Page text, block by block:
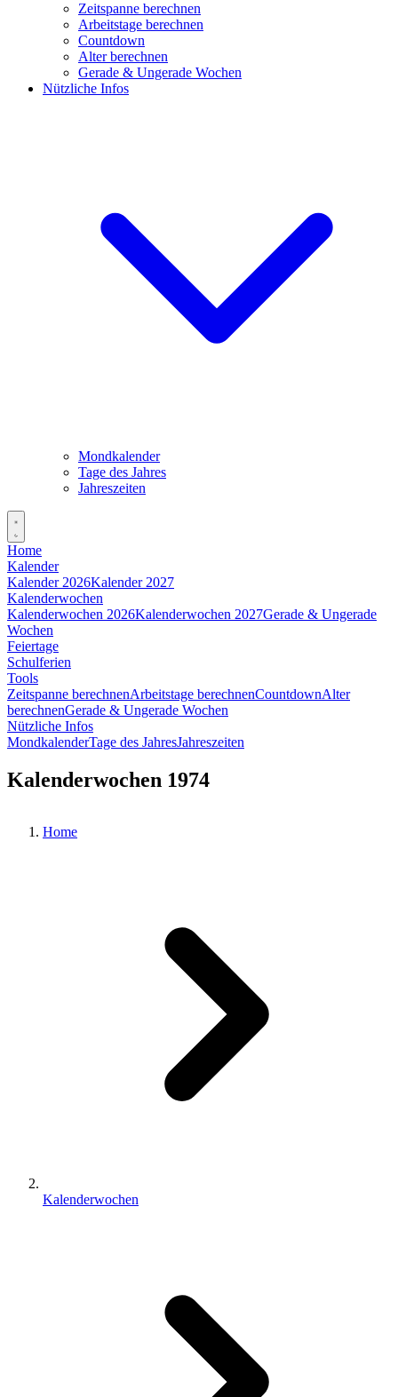
Zeitspanne berechnen
Arbeitstage berechnen
Countdown
Alter berechnen
Gerade & Ungerade Wochen
Nützliche Infos
Mondkalender
Tage des Jahres
Jahreszeiten
Home
Kalender
Kalender 2026Kalender 2027
Kalenderwochen
Kalenderwochen 2026Kalenderwochen 2027Gerade & Ungerade
Wochen
Feiertage
Schulferien
Tools
Zeitspanne berechnenArbeitstage berechnenCountdownAlter
berechnenGerade & Ungerade Wochen
Nützliche Infos
MondkalenderTage des JahresJahreszeiten
Kalenderwochen 1974
Home
Kalenderwochen